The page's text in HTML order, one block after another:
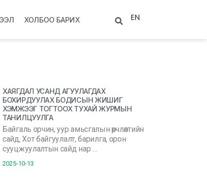
ХОЛБОО БАРИХ EN
ХАЯГДАЛ УСАНД АГУУЛАГДАХ
БОХИРДУУЛАХ БОДИСЫН ЖИШИГ
ХЭМЖЭЭГ ТОГТООХ ТУХАЙ ЖУРМЫН
ТАНИЛЦУУЛГА
Байгаль орчин, уур амьсгалын өөрчлөлтийн
сайд, Хот байгуулалт, барилга, орон
сууцжуулалтын сайд нар …
2025-10-13